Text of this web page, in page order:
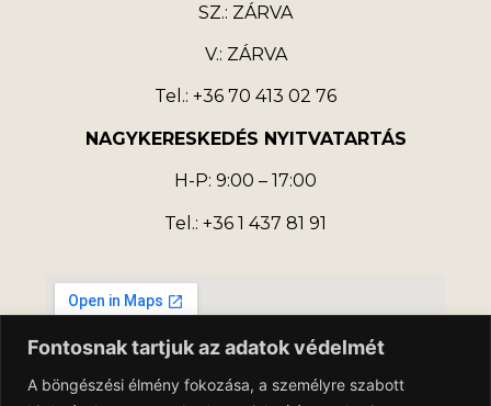
Fontosnak tartjuk az adatok védelmét
A böngészési élmény fokozása, a személyre szabott
SZ.: ZÁRVA
V.: ZÁRVA
Tel.: +36 70 413 02 76
NAGYKERESKEDÉS NYITVATARTÁS
H-P: 9:00 – 17:00
Tel.: +36 1 437 81 91